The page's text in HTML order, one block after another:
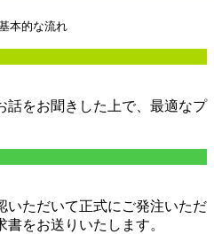
本的な流れ
話をお聞きした上で、最適なプ
いただいて正式にご発注いただ
をお送りいたします。